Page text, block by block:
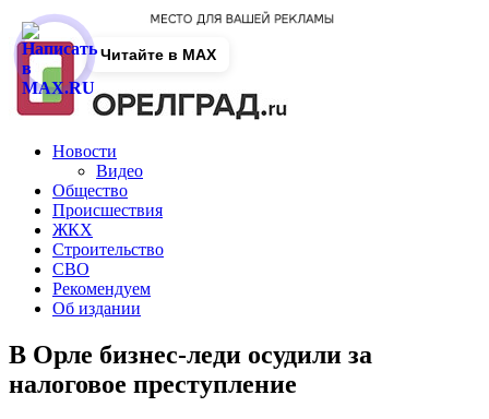
Новости
Видео
Общество
Происшествия
ЖКХ
Строительство
СВО
Рекомендуем
Об издании
В Орле бизнес-леди осудили за
налоговое преступление
Читайте в MAX